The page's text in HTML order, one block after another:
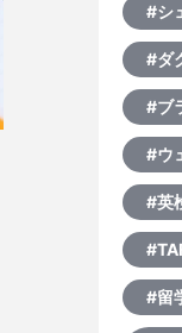
#シ
#ダ
#ブ
#ウ
#英
#留